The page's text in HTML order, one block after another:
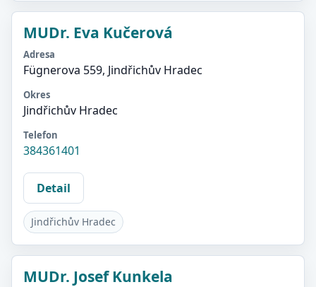
MUDr. Eva Kučerová
Adresa
Fügnerova 559, Jindřichův Hradec
Okres
Jindřichův Hradec
Telefon
384361401
Detail
Jindřichův Hradec
MUDr. Josef Kunkela